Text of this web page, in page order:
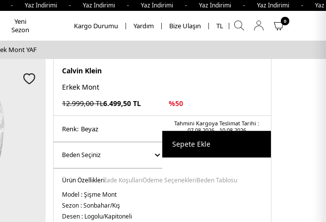
İndirimi - Yaz İndirimi - Yaz İndirimi - Yaz İndirimi - Yaz İndirimi -
Yeni
Sezon
Kargo Durumu Yardım Bize Ulaşın TL
0
Mont YAF
Calvin Klein
Erkek Mont
12.999,00TL6.499,50 TL %50
Tahmini Kargoya Teslimat Tarihi :
07.08.2026 - 10.08.2026
Renk: beyaz
Sepete Ekle
Ürün Özellikleriİade KoşullarıÖdeme SeçenekleriBeden Tablosu
Model :Şişme Mont
Sezon :Sonbahar/Kış
Desen : Logolu/Kapitoneli